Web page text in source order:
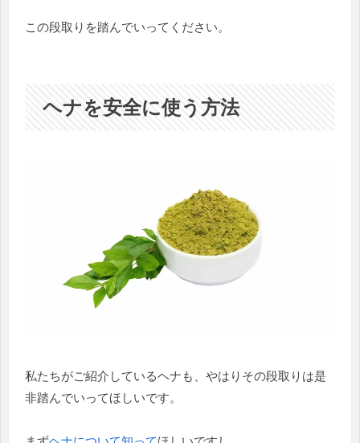
この段取りを踏んでいってください。
ヘナを安全に使う方法
私たちがご紹介しているヘナも、やはりその段取りは是
非踏んでいってほしいです。